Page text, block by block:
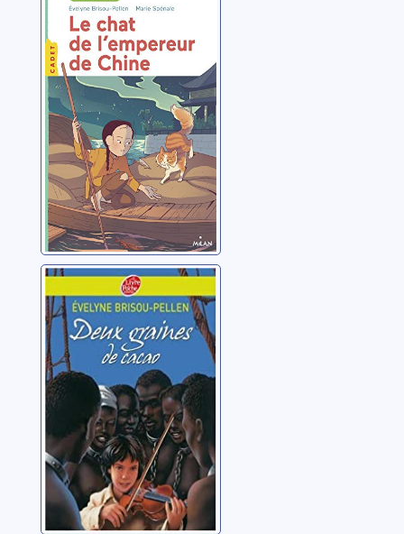
l'empereur de
Chine
Brisou-Pellen, Evelyne
Deux graines de
cacao
Brisou-Pellen, Évelyne